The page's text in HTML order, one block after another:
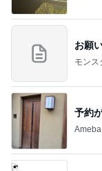
お願
モンス
予約